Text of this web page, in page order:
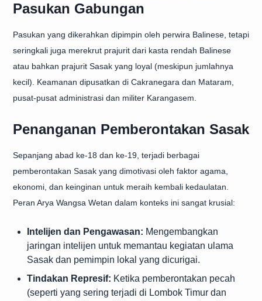
Pasukan Gabungan
Pasukan yang dikerahkan dipimpin oleh perwira Balinese, tetapi
seringkali juga merekrut prajurit dari kasta rendah Balinese
atau bahkan prajurit Sasak yang loyal (meskipun jumlahnya
kecil). Keamanan dipusatkan di Cakranegara dan Mataram,
pusat-pusat administrasi dan militer Karangasem.
Penanganan Pemberontakan Sasak
Sepanjang abad ke-18 dan ke-19, terjadi berbagai
pemberontakan Sasak yang dimotivasi oleh faktor agama,
ekonomi, dan keinginan untuk meraih kembali kedaulatan.
Peran Arya Wangsa Wetan dalam konteks ini sangat krusial:
Intelijen dan Pengawasan: Mengembangkan
jaringan intelijen untuk memantau kegiatan ulama
Sasak dan pemimpin lokal yang dicurigai.
Tindakan Represif: Ketika pemberontakan pecah
(seperti yang sering terjadi di Lombok Timur dan